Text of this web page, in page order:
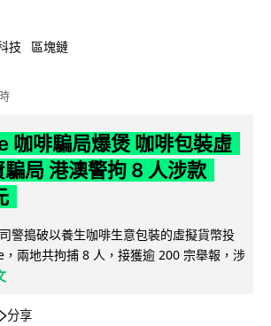
技 區塊鏈
咖啡騙局爆煲 咖啡包裝虛
局 港澳警拘 8 人涉款
警搗破以養生咖啡生意包裝的虛擬貨幣投
兩地共拘捕 8 人，接獲逾 200 宗舉報，涉
分享